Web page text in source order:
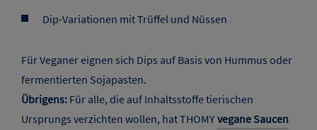
Dip-Variationen mit Trüffel und Nüssen
Für Veganer eignen sich Dips auf Basis von Hummus oder
fermentierten Sojapasten.
Übrigens: Für alle, die auf Inhaltsstoffe tierischen
Ursprungs verzichten wollen, hat THOMYvegane Saucen